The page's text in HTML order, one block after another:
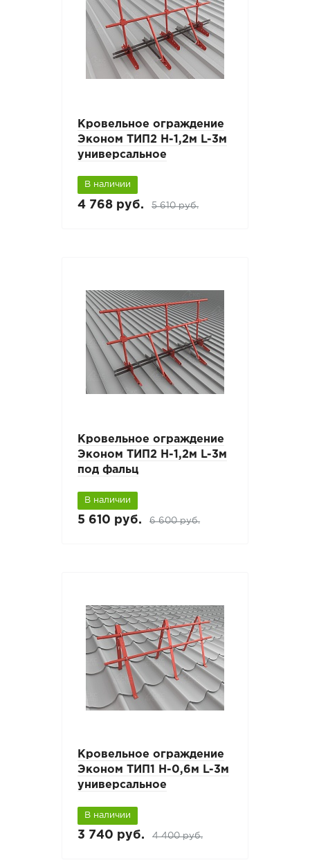
Кровельное ограждение
Эконом ТИП2 H-1,2м L-3м
универсальное
В наличии
4 768 руб. 5 610 руб.
Кровельное ограждение
Эконом ТИП2 H-1,2м L-3м
под фальц
В наличии
5 610 руб. 6 600 руб.
Кровельное ограждение
Эконом ТИП1 H-0,6м L-3м
универсальное
В наличии
3 740 руб. 4 400 руб.